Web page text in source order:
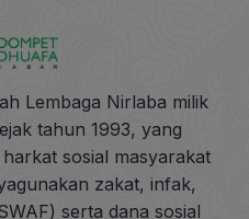
Lembaga Nirlaba milik
tahun 1993, yang
sosial masyarakat
zakat, infak,
serta dana sosial